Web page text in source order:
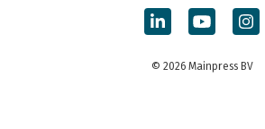
© 2026 Mainpress BV